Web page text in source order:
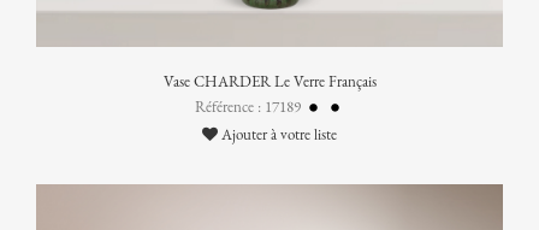
Vase CHARDER Le Verre Français
Référence : 17189
Ajouter à votre liste